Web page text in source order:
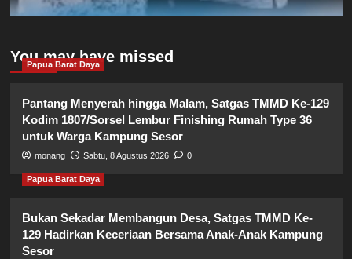
You may have missed
Papua Barat Daya
Pantang Menyerah hingga Malam, Satgas TMMD Ke-129
Kodim 1807/Sorsel Lembur Finishing Rumah Type 36
untuk Warga Kampung Sesor
monang Sabtu, 8 Agustus 2026 0
Papua Barat Daya
Bukan Sekadar Membangun Desa, Satgas TMMD Ke-
129 Hadirkan Keceriaan Bersama Anak-Anak Kampung
Sesor